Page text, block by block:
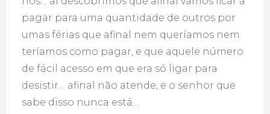
pagar para uma quantidade de outros por
umas férias que afinal nem queríamos nem
teríamos como pagar, e que aquele número
de fácil acesso em que era só ligar para
desistir… afinal não atende, e o senhor que
sabe disso nunca está…